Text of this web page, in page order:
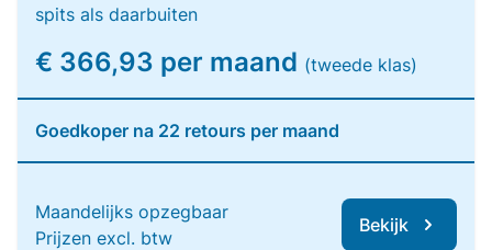
spits als daarbuiten
€ 366,93 per maand (tweede klas)
Goedkoper na 22 retours per maand
Maandelijks opzegbaar
Prijzen excl. btw
Bekijk